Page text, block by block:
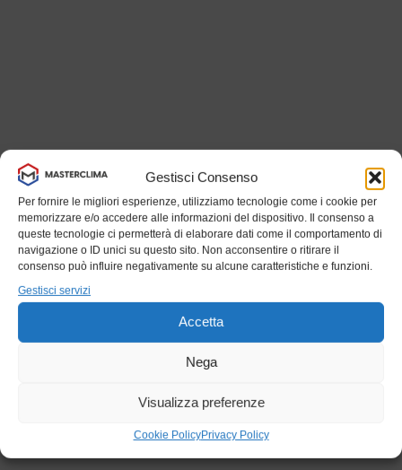
Gestisci Consenso
Per fornire le migliori esperienze, utilizziamo tecnologie come i cookie per
memorizzare e/o accedere alle informazioni del dispositivo. Il consenso a
queste tecnologie ci permetterà di elaborare dati come il comportamento di
navigazione o ID unici su questo sito. Non acconsentire o ritirare il
consenso può influire negativamente su alcune caratteristiche e funzioni.
Gestisci servizi
Accetta
Nega
Visualizza preferenze
Cookie PolicyPrivacy Policy